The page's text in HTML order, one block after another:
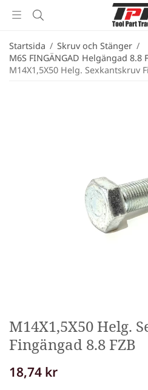
Startsida / Skruv och Stänger /
M6S FINGÄNGAD Helgängad 8.8
M14X1,5X50 Helg. Sexkantskruv
M14X1,5X50 Helg.
Fingängad 8.8 FZB
18,74 kr